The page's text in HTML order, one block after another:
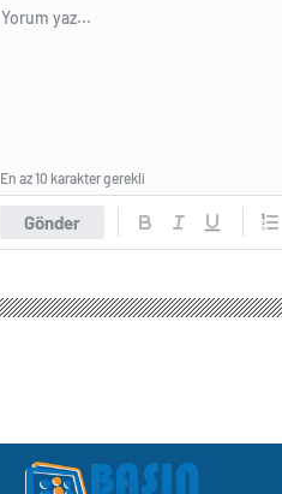
Gönder
En az 10 karakter gerekli